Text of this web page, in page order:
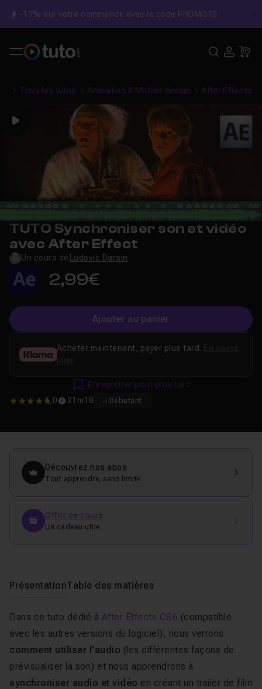
-10% sur votre commande avec le code PROMO10
Tous les tutos Animation & Motion design After Effects
Play
TUTO Synchroniser son et vidéo
avec After Effect
Un cours de Ludovic Darsin
2,99€
Ajouter au panier
5 5,0 21m18 Débutant
Acheter maintenant, payer plus tard.
plus
Enregistrer pour plus tard
Découvrez nos abos
Tout apprendre, sans limite
Offrir ce cours
Un cadeau utile.
PrésentationTable des matières
Dans ce tuto dédié à After Effects CS6 (compatible
avec les autres versions du logiciel), nous verrons
comment utiliser l'audio (les différentes façons de
prévisualiser la son) et nous apprendrons à
synchroniser audio et vidéo en créant un trailer de film